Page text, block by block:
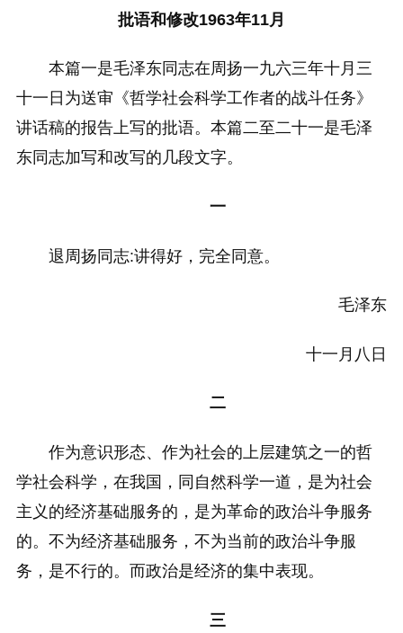
批语和修改1963年11月
本篇一是毛泽东同志在周扬一九六三年十月三
十一日为送审《哲学社会科学工作者的战斗任务》
讲话稿的报告上写的批语。本篇二至二十一是毛泽
东同志加写和改写的几段文字。
一
退周扬同志:讲得好，完全同意。
毛泽东
十一月八日
二
作为意识形态、作为社会的上层建筑之一的哲
学社会科学，在我国，同自然科学一道，是为社会
主义的经济基础服务的，是为革命的政治斗争服务
的。不为经济基础服务，不为当前的政治斗争服
务，是不行的。而政治是经济的集中表现。
三